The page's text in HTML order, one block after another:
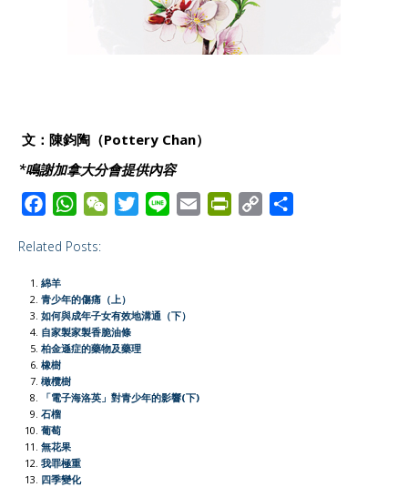
文：陳鈞陶（Pottery Chan）
*鳴謝加拿大分會提供內容
c
e
b
o
o
k
W
a
s
A
p
W
a
t
e
r
Related Posts:
綿羊
青少年的傷痛（上）
如何與成年子女有效地溝通（下）
自家製家製香脆油條
柏金遜症的藥物及藥理
橡樹
橄欖樹
「電子海洛英」對青少年的影響(下)
石榴
葡萄
無花果
我罪極重
四季變化